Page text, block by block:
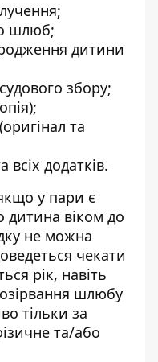
шлюб;
дитини
збору;
та
всіх додатків.
у пари є
віком до
не можна
чекати
рік, навіть
шлюбу
тільки за
та/або